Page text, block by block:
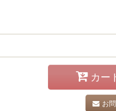
カー
お